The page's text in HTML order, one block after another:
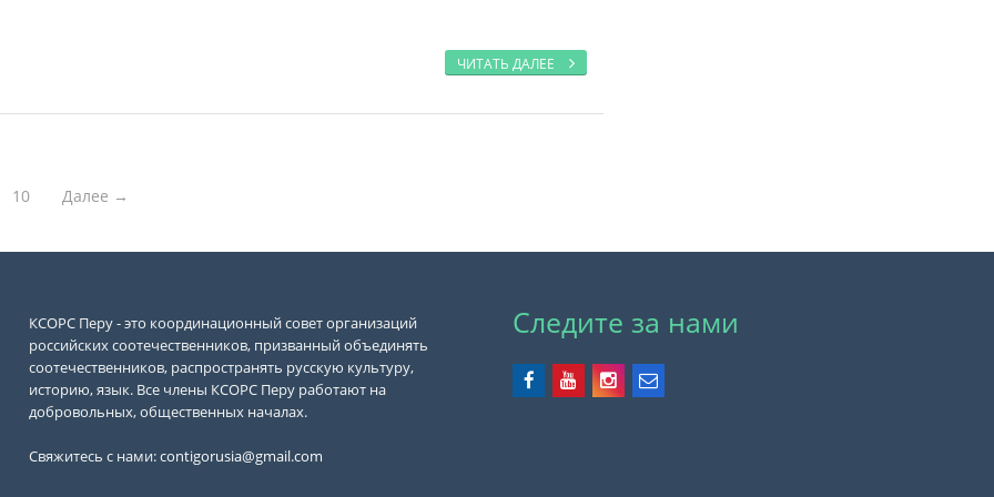
ЧИТАТЬ ДАЛЕЕ
10 Далее →
КСОРС Перу - это координационный совет организаций
российских соотечественников, призванный объединять
соотечественников, распространять русскую культуру,
историю, язык. Все члены КСОРС Перу работают на
добровольных, общественных началах.
Свяжитесь с нами:contigorusia@gmail.com
Следите за нами